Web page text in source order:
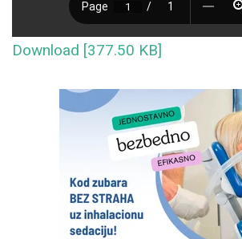
Download [377.50 KB]